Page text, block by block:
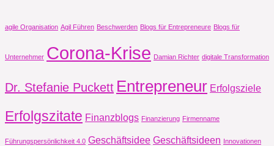
agile Organisation Agil Führen Beschwerden Blogs für Entrepreneure Blogs für
Unternehmer Corona-Krise Damian Richter digitale Transformation
Dr. Stefanie Puckett Entrepreneur Erfolgsziele
Erfolgszitate Finanzblogs Finanzierung Firmenname
Führungspersönlichkeit 4.0 Geschäftsidee Geschäftsideen Innovationen